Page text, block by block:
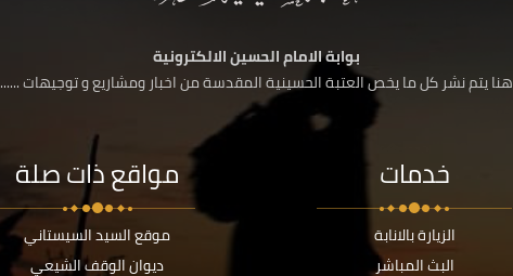
بوابة الامام الحسين الالكترونية
هنا يتم نشر كل ما يخص العتبة الحسينية المقدسة من اخبار ومشاريع و توجيهات ......
خدمات
الزيارة بالانابة
البث المباشر
مواقع ذات صلة
موقع السيد السيستاني
ديوان الوقف الشيعي